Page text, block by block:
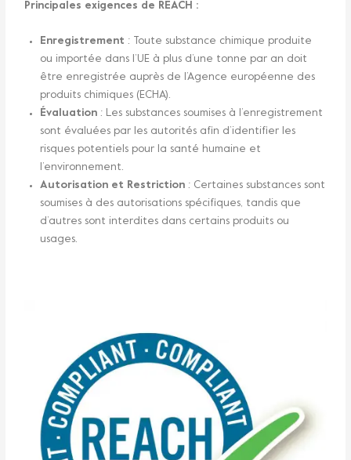
Principales exigences de REACH :
Enregistrement : Toute substance chimique produite
ou importée dans l’UE à plus d’une tonne par an doit
être enregistrée auprès de l’Agence européenne des
produits chimiques (ECHA).
Évaluation : Les substances soumises à l’enregistrement
sont évaluées par les autorités afin d’identifier les
risques potentiels pour la santé humaine et
l’environnement.
Autorisation et Restriction : Certaines substances sont
soumises à des autorisations spécifiques, tandis que
d’autres sont interdites dans certains produits ou
usages.